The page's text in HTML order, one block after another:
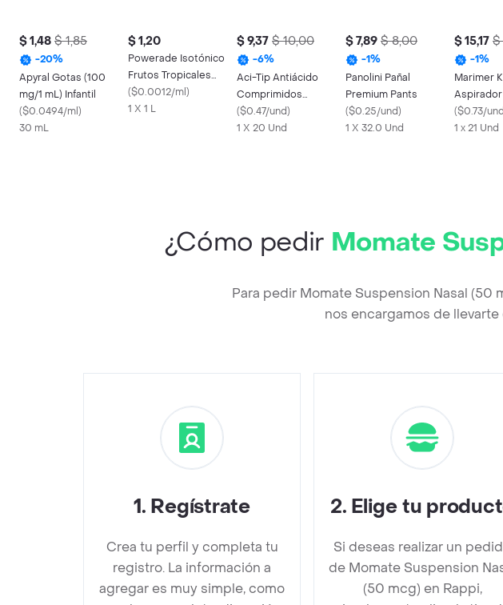
$ 1,48 $ 1,85
-20%
Apyral Gotas (100
mg/1 mL) Infantil
($0.0494/ml)
30 mL
$ 1,20
Powerade Isotónico
Frutos Tropicales
1000 mL
($0.0012/ml)
1 X 1 L
$ 9,37 $ 10,00
-6%
Aci-Tip Antiácido
Comprimidos
Masticables
($0.47/und)
1 X 20 Und
$ 7,89 $ 8,00
-1%
Panolini Pañal
Premium Pants
($0.25/und)
1 X 32.0 Und
$ 15,17 $
-1%
Marimer
Aspirador
Filtros
($0.73/und
1 x 21 Und
¿Cómo pedir Momate
Para pedir Momate Suspension Nasal
nos encargamos de
1. Regístrate
Crea tu perfil y completa tu
registro. La información a
agregar es muy simple, como
2. Elige tu
Si deseas realizar un
de Momate Suspension
(50 mcg) en Rappi,